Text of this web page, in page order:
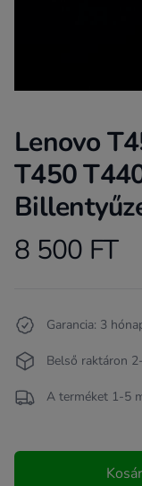
Lenovo
T450
Product information
8 500 FT
Garancia: 3
Belső raktáron
A terméket 1-5